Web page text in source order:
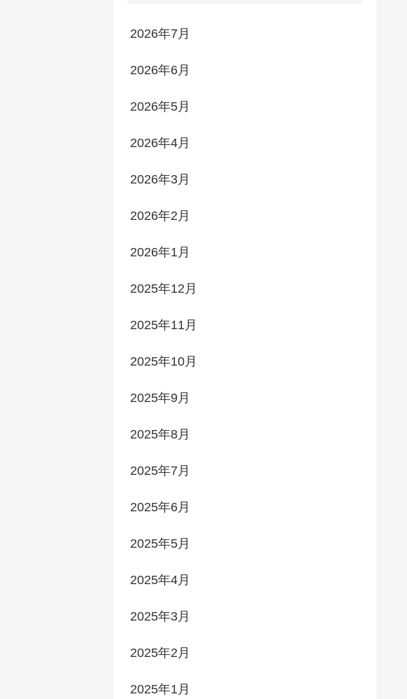
2026年7月
2026年6月
2026年5月
2026年4月
2026年3月
2026年2月
2026年1月
2025年12月
2025年11月
2025年10月
2025年9月
2025年8月
2025年7月
2025年6月
2025年5月
2025年4月
2025年3月
2025年2月
2025年1月